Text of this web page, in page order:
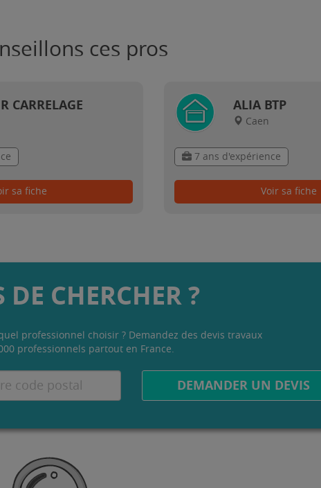
ces pros
CARRELAGE
sa fiche
ALIA BTP
Caen
7 ans d'expérience
Voir sa fiche
DE CHERCHER ?
professionnel choisir ? Demandez des devis travaux
professionnels partout en France.
DEMANDER UN DEVIS